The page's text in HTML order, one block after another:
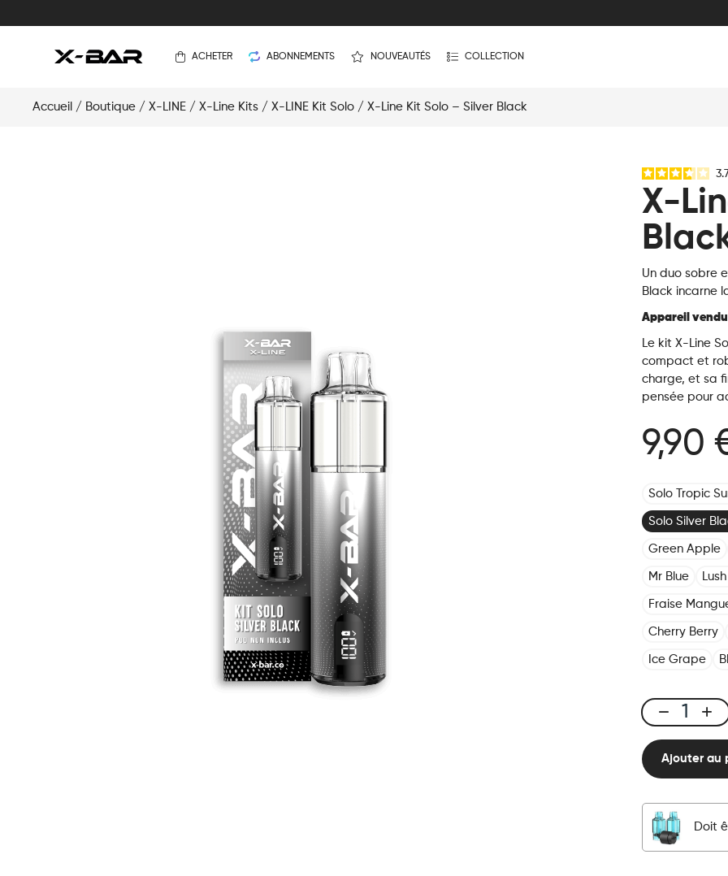
ACHETER ABONNEMENTS NOUVEAUTÉS COLLECTION
Accueil / Boutique / X-LINE / X-Line Kits / X-LINE Kit Solo / X-Line Kit Solo – Silver Black
X-
Un duo sobre
Black incarne
Appareil
Le kit X-Line
compact et
charge, et sa
pensée pour
9,90
Solo Tropic
Solo Silver
Green Apple
Mr Blue
Fraise
Cherry Berry
Ice Grape
X-
Line
Kit
Solo
Silver
Black
quantité
Ajouter au
Doit